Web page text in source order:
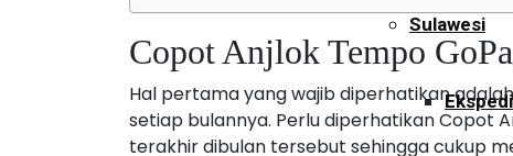
Sulawesi
Copot Anjlok Tempo
Hal pertama yang wajib diperhatikan
setiap bulannya. Perlu diperhatikan Copot
terakhir dibulan tersebut sehingga cukup